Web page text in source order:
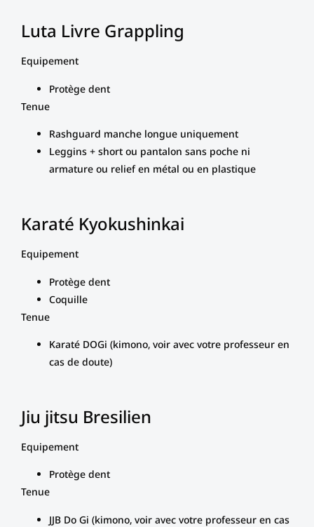
Luta Livre Grappling
Equipement
Protège dent
Tenue
Rashguard manche longue uniquement
Leggins + short ou pantalon sans poche ni
armature ou relief en métal ou en plastique
Karaté Kyokushinkai
Equipement
Protège dent
Coquille
Tenue
Karaté DOGi (kimono, voir avec votre professeur en
cas de doute)
Jiu jitsu Bresilien
Equipement
Protège dent
Tenue
JJB Do Gi (kimono, voir avec votre professeur en cas